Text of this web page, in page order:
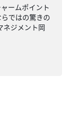
ームポイント
ではの驚きの
ネジメント岡